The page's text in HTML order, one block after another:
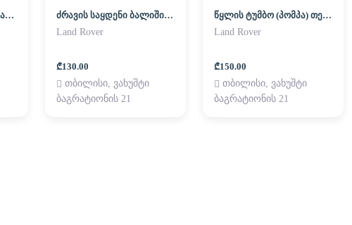
პადმატორნი (ძრავის ბალიში) LAND ROVER
ძრავის საყდენი ბალიში (პადმატორნი) Land Rover / Range Rover
Land Rover
₾130.00
თბილისი, ვახუშტი
ბაგრატიონის 21
წყლის ტუმბო (პომპა) თერმოსტატი Land Rover / Range Rover
Land Rover
₾150.00
თბილისი, ვახუშტი
ბაგრატიონის 21